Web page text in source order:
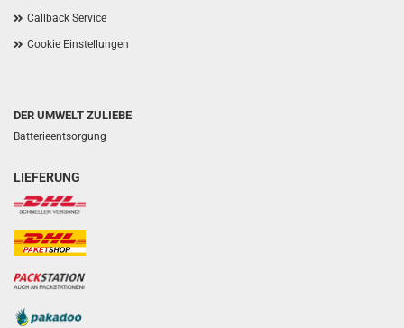
Callback Service
Cookie Einstellungen
DER UMWELT ZULIEBE
Batterieentsorgung
LIEFERUNG